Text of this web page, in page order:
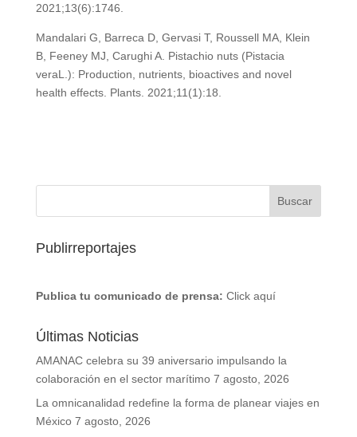
2021;13(6):1746.
Mandalari G, Barreca D, Gervasi T, Roussell MA, Klein
B, Feeney MJ, Carughi A. Pistachio nuts (Pistacia
veraL.): Production, nutrients, bioactives and novel
health effects. Plants. 2021;11(1):18.
Publirreportajes
Publica tu comunicado de prensa: Click aquí
Últimas Noticias
AMANAC celebra su 39 aniversario impulsando la
colaboración en el sector marítimo 7 agosto, 2026
La omnicanalidad redefine la forma de planear viajes en
México 7 agosto, 2026